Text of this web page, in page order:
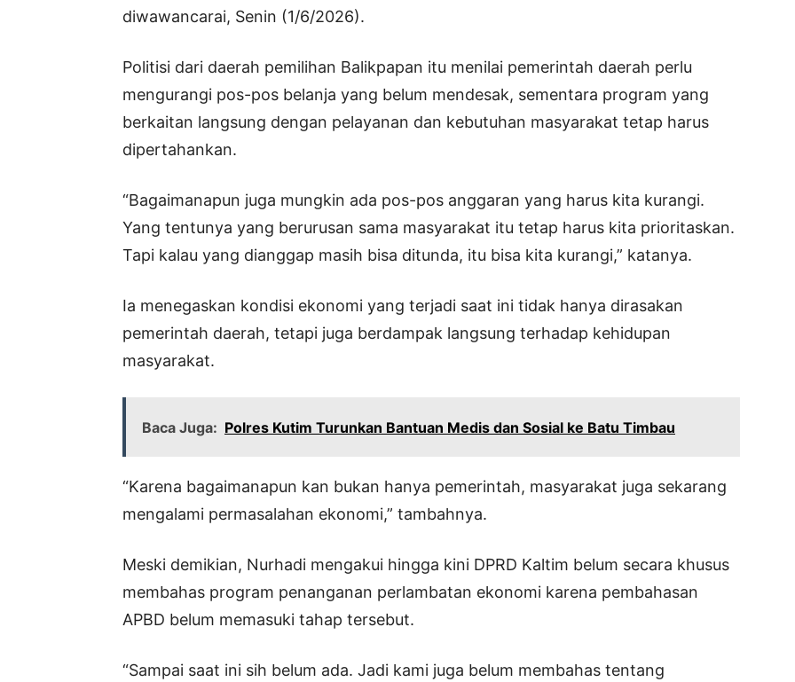
diwawancarai, Senin (1/6/2026).
Politisi dari daerah pemilihan Balikpapan itu menilai pemerintah daerah perlu
mengurangi pos-pos belanja yang belum mendesak, sementara program yang
berkaitan langsung dengan pelayanan dan kebutuhan masyarakat tetap harus
dipertahankan.
“Bagaimanapun juga mungkin ada pos-pos anggaran yang harus kita kurangi.
Yang tentunya yang berurusan sama masyarakat itu tetap harus kita prioritaskan.
Tapi kalau yang dianggap masih bisa ditunda, itu bisa kita kurangi,” katanya.
Ia menegaskan kondisi ekonomi yang terjadi saat ini tidak hanya dirasakan
pemerintah daerah, tetapi juga berdampak langsung terhadap kehidupan
masyarakat.
Baca Juga: Polres Kutim Turunkan Bantuan Medis dan Sosial ke Batu Timbau
“Karena bagaimanapun kan bukan hanya pemerintah, masyarakat juga sekarang
mengalami permasalahan ekonomi,” tambahnya.
Meski demikian, Nurhadi mengakui hingga kini DPRD Kaltim belum secara khusus
membahas program penanganan perlambatan ekonomi karena pembahasan
APBD belum memasuki tahap tersebut.
“Sampai saat ini sih belum ada. Jadi kami juga belum membahas tentang